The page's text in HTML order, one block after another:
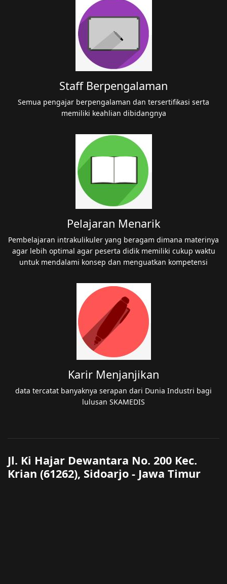
Staff Berpengalaman
Semua pengajar berpengalaman dan tersertifikasi serta
memiliki keahlian dibidangnya
Pelajaran Menarik
Pembelajaran intrakulikuler yang beragam dimana materinya
agar lebih optimal agar peserta didik memiliki cukup waktu
untuk mendalami konsep dan menguatkan kompetensi
Karir Menjanjikan
data tercatat banyaknya serapan dari Dunia Industri bagi
lulusan SKAMEDIS
Jl. Ki Hajar Dewantara No. 200 Kec.
Krian (61262), Sidoarjo - Jawa Timur